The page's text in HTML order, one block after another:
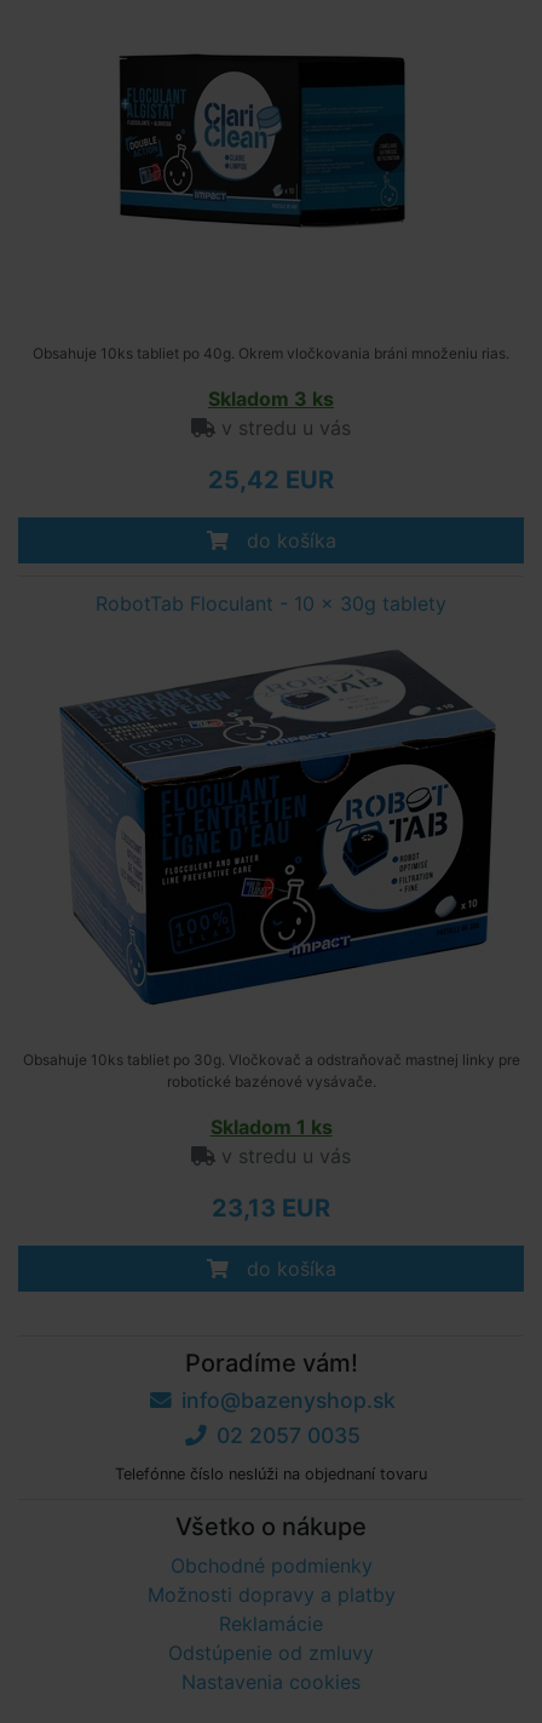
Obsahuje 10ks tabliet po 40g. Okrem vločkovania bráni množeniu rias.
Skladom 3 ks
v stredu u vás
25,42 EUR
do košíka
RobotTab Floculant - 10 x 30g tablety
Obsahuje 10ks tabliet po 30g. Vločkovač a odstraňovač mastnej linky pre
robotické bazénové vysávače.
Skladom 1 ks
v stredu u vás
23,13 EUR
do košíka
Poradíme vám!
info@bazenyshop.sk
02 2057 0035
Telefónne číslo neslúži na objednaní tovaru
Všetko o nákupe
Obchodné podmienky
Možnosti dopravy a platby
Reklamácie
Odstúpenie od zmluvy
Nastavenia cookies